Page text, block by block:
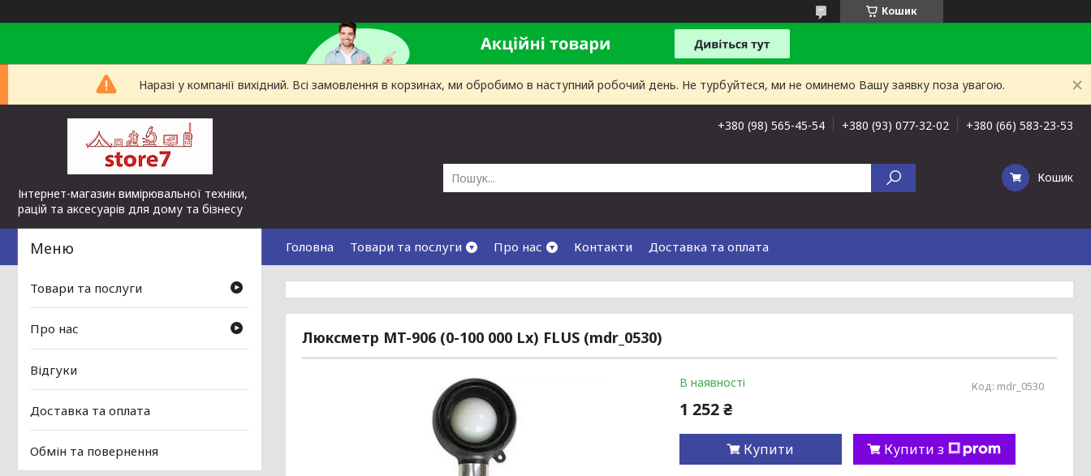
Кошик
Наразі у компанії вихідний. Всі замовлення в корзинах, ми обробимо в наступний робочий день. Не турбуйтеся, ми не оминемо Вашу заявку поза увагою.
Інтернет-магазин вимірювальної техніки,
рацій та аксесуарів для дому та бізнесу
+380 (98) 565-45-54 +380 (93) 077-32-02 +380 (66) 583-23-53
Кошик
Головна Товари та послуги Про нас Контакти Доставка та оплата
Люксметр MT-906 (0-100 000 Lx) FLUS (mdr_0530)
В наявності Код: mdr_0530
1 252 ₴
Купити Купити з
Товари та послуги
Про нас
Відгуки
Доставка та оплата
Обмін та повернення